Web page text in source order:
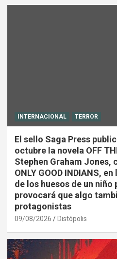
INTERNACIONAL TERROR
El sello Saga Press
octubre la novela OFF
Stephen Graham Jones,
ONLY GOOD INDIANS,
de los huesos de un niño
provocará que algo
protagonistas
09/08/2026 Distópolis